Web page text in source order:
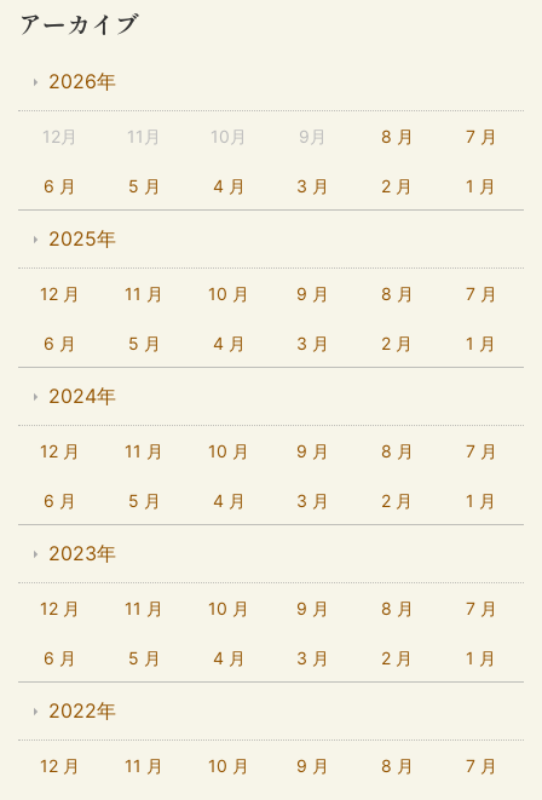
アーカイブ
2026年
12月 11月 10月 9月 8 月 7 月
6 月 5 月 4 月 3 月 2 月 1 月
2025年
12 月 11 月 10 月 9 月 8 月 7 月
6 月 5 月 4 月 3 月 2 月 1 月
2024年
12 月 11 月 10 月 9 月 8 月 7 月
6 月 5 月 4 月 3 月 2 月 1 月
2023年
12 月 11 月 10 月 9 月 8 月 7 月
6 月 5 月 4 月 3 月 2 月 1 月
2022年
12 月 11 月 10 月 9 月 8 月 7 月